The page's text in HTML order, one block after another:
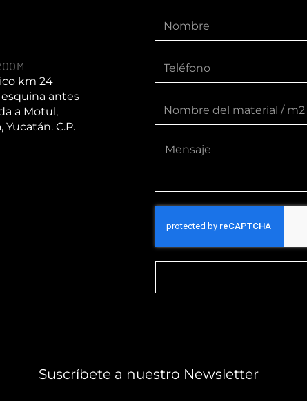
km 24
antes
a Motul,
Yucatán. C.P.
Suscríbete a nuestro Newsletter